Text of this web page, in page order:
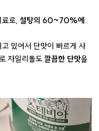
로, 설탕의 60~70%에
있어서 단맛이 빠르게 사
자일리톨도 깔끔한 단맛을